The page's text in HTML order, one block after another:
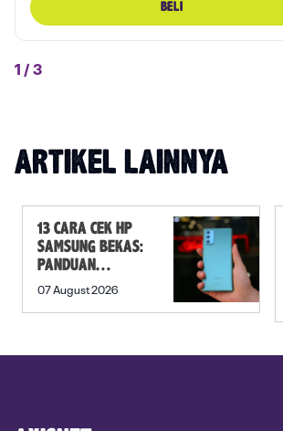
BELI
1 / 3
ARTIKEL LAINNYA
13 CARA CEK HP
SAMSUNG BEKAS:
PANDUAN
SEBELUM
07 August 2026